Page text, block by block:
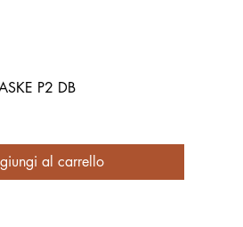
P2 DB
al carrello